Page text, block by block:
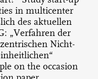
in multicenter
des aktuellen
„Verfahren der
Nicht-
on the occasion